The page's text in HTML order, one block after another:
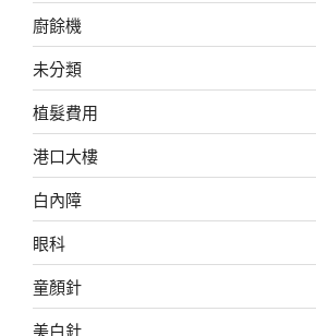
廚餘機
未分類
植髮費用
港口大樓
白內障
眼科
童顏針
美白針